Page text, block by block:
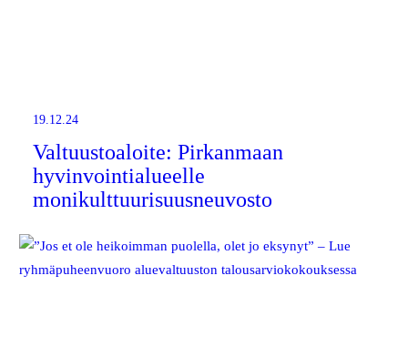
19.12.24
Valtuustoaloite: Pirkanmaan
hyvinvointialueelle
monikulttuurisuusneuvosto